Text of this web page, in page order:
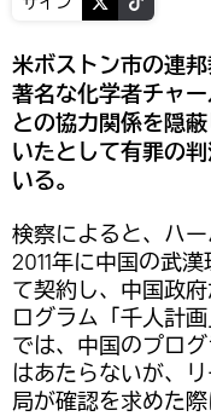
米ボストン市の連
著名な化学者チャ
との協力関係を隠
いたとして有罪の
いる。
検察によると、ハ
2011年に中国の武
て契約し、中国政
ログラム「千人計
では、中国のプロ
はあたらないが、
局が確認を求めた